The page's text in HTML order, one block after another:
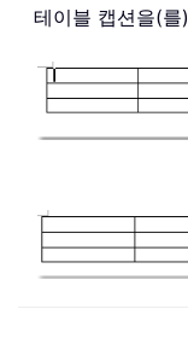
테이블 캡션을(를)